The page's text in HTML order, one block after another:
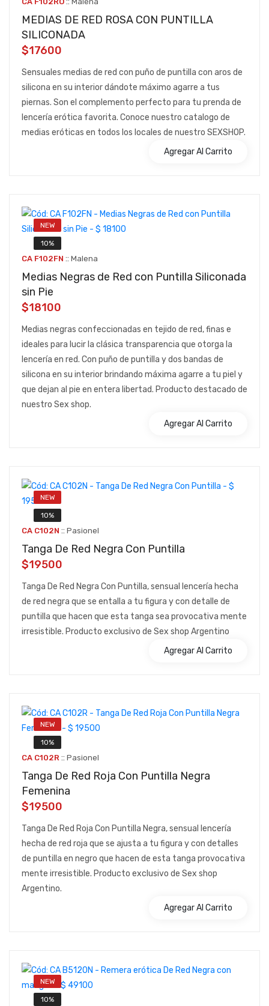
MEDIAS DE RED ROSA CON PUNTILLA
SILICONADA
$17600
Sensuales medias de red con puño de puntilla con aros de
silicona en su interior dándote máximo agarre a tus
piernas. Son el complemento perfecto para tu prenda de
lencería erótica favorita. Conoce nuestro catalogo de
medias eróticas en todos los locales de nuestro SEXSHOP.
Agregar Al Carrito
NEW
10%
CA F102FN :: Malena
Medias Negras de Red con Puntilla Siliconada
sin Pie
$18100
Medias negras confeccionadas en tejido de red, finas e
ideales para lucir la clásica transparencia que otorga la
lencería en red. Con puño de puntilla y dos bandas de
silicona en su interior brindando máxima agarre a tu piel y
que dejan al pie en entera libertad. Producto destacado de
nuestro Sex shop.
Agregar Al Carrito
NEW
10%
CA C102N :: Pasionel
Tanga De Red Negra Con Puntilla
$19500
Tanga De Red Negra Con Puntilla, sensual lencería hecha
de red negra que se entalla a tu figura y con detalle de
puntilla que hacen que esta tanga sea provocativa mente
irresistible. Producto exclusivo de Sex shop Argentino
Agregar Al Carrito
NEW
10%
CA C102R :: Pasionel
Tanga De Red Roja Con Puntilla Negra
Femenina
$19500
Tanga De Red Roja Con Puntilla Negra, sensual lencería
hecha de red roja que se ajusta a tu figura y con detalles
de puntilla en negro que hacen de esta tanga provocativa
mente irresistible. Producto exclusivo de Sex shop
Argentino.
Agregar Al Carrito
NEW
10%